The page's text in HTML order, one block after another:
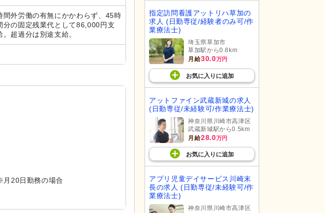
間外労働の有無にかかわらず、45時
分の固定残業代として86,000円支
。超過分は別途支給。
20日勤務の場合
指定訪問看護アットリハ草加の
求人 (日勤専従/経験者のみ可/作
業療法士)
埼玉県草加市
草加駅から0.8km
月給30.0万円
お気に入り に追加
アットファイン武蔵新城の求人
(日勤専従/未経験可/作業療法士)
神奈川県川崎市高津区
武蔵新城駅から0.5km
月給28.0万円
お気に入り に追加
アプリ児童デイサービス川崎末
長の求人 (日勤専従/未経験可/作
業療法士)
神奈川県川崎市高津区